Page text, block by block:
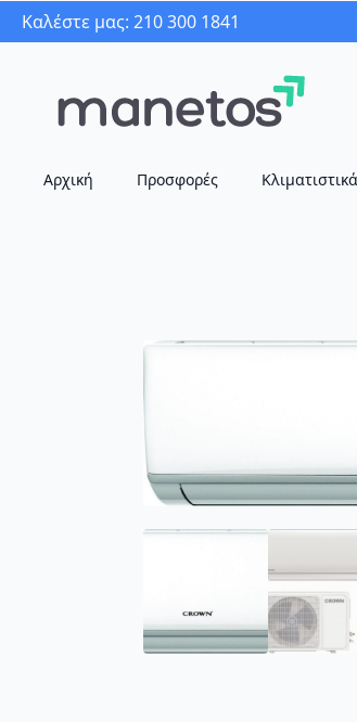
Καλέστε μας: 210 300 1841
Αρχική Προσφορές Κλιματιστικά